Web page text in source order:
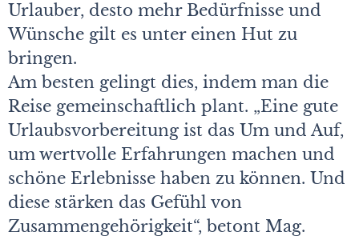
Urlauber, desto mehr Bedürfnisse und
Wünsche gilt es unter einen Hut zu
bringen.
Am besten gelingt dies, indem man die
Reise gemeinschaftlich plant. „Eine gute
Urlaubsvorbereitung ist das Um und Auf,
um wertvolle Erfahrungen machen und
schöne Erlebnisse haben zu können. Und
diese stärken das Gefühl von
Zusammengehörigkeit“, betont Mag.